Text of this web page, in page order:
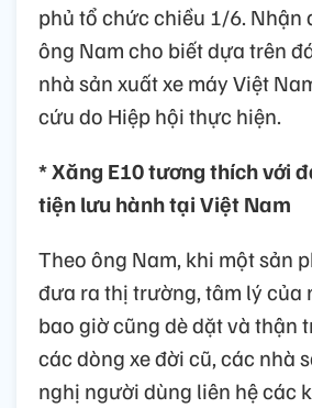
phủ tổ chức chiều 1/6. Nhận
ông Nam cho biết dựa trên
nhà sản xuất xe máy Việt
cứu do Hiệp hội thực hiện.
* Xăng E10 tương thích với
tiện lưu hành tại Việt Nam
Theo ông Nam, khi một sản
đưa ra thị trường, tâm lý của
bao giờ cũng dè dặt và thận
các dòng xe đời cũ, các nhà
nghị người dùng liên hệ các